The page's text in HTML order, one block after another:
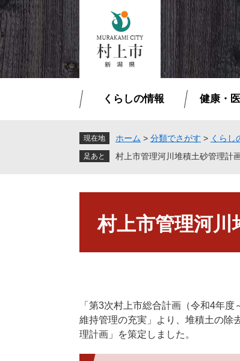
ペ
ー
ジ
の
先
頭
メ
ニ
ュ
ー
を
飛
くらしの情報 健康・
現在地 ホーム > 分類でさがす > くらし
村上市管理河川堆積土砂管理計
村上市管理河川
「第3次村上市総合計画（令和4年
維持管理の充実」より、堆積土の除
理計画」を策定しました。